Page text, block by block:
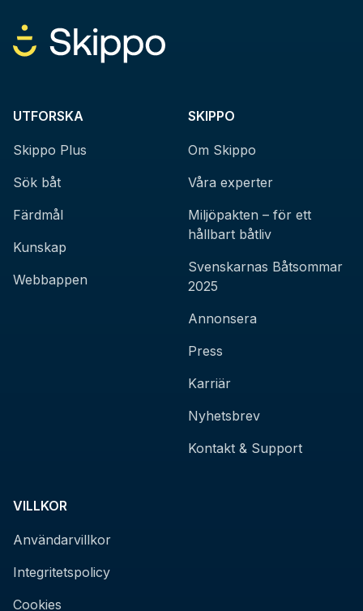
UTFORSKA
Skippo Plus
Sök båt
Färdmål
Kunskap
Webbappen
SKIPPO
Om Skippo
Våra experter
Miljöpakten – för ett
hållbart båtliv
Svenskarnas Båtsommar
2025
Annonsera
Press
Karriär
Nyhetsbrev
Kontakt & Support
VILLKOR
Användarvillkor
Integritetspolicy
Cookies